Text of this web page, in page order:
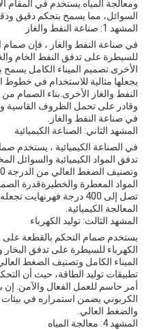
ومعالجة المياه.يستخدم في المقام
السوائل، مما يسمح بتحكم دقيق
المشهد 1: صناعة النفط والغاز
في صناعة النفط والغاز ، فإن
للسيطرة على تدفق النفط الخام
الأخرى.تصميم الميناء الكامل
يجعلها مثالية للاستخدام في خطوط
النفط والغاز الأخرى.بناء الصمام
وقادر على تحمل الظروف القاسية
في صناعة النفط والغاز.
المشهد الثاني: الصناعة الكيميائية
في الصناعة الكيميائية ، يستخدم
تدفق المواد الكيميائية والسوائل
المواد المعطرة والخطيرةقدرة
تصل إلى 400 درجة
المعالجة الكيميائية.
المشهد الثالث: توليد الكهرباء
يستخدم صمام التحكم بالقطعة
الكهرباء للسيطرة على تدفق البخار
الميناء الكامل وتصنيف الضغط
تطبيقات توليد الطاقة، حيث أن
أمر حاسم للعمل الفعال والآمن. إن
الكربوني يضمن استمراره في بيئات
والضغط العالي.
المشهد 4: معالجة المياه